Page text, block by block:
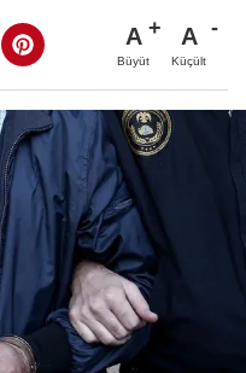
A
Büyüt
A
Küçült